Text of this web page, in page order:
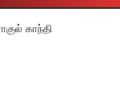
காந்தி